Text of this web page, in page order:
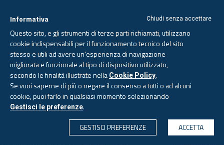
CERCA
Domenica, 9 agosto 2026
Chiudi senza accettare
Informativa
Questo sito, e gli strumenti di terze parti richiamati, utilizzano
cookie indispensabili per il funzionamento tecnico del sito
stesso e utili ad avere un'esperienza di navigazione
migliorata e funzionale al tipo di dispositivo utilizzato,
secondo le finalità illustrate nella Cookie Policy.
Se vuoi saperne di più o negare il consenso a tutti o ad alcuni
cookie, puoi farlo in qualsiasi momento selezionando
Gestisci le preferenze.
GESTISCI PREFERENZE
ACCETTA